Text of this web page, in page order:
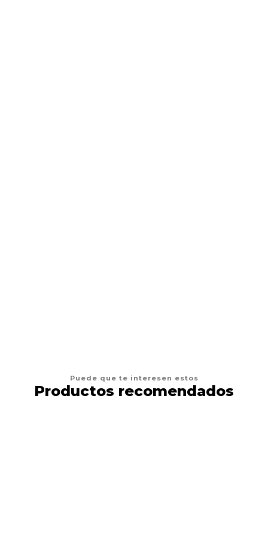
Puede que te interesen estos
Productos recomendados